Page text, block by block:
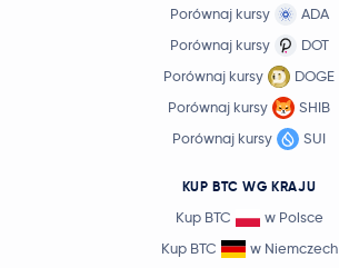
Porównaj kursy
ADA
Porównaj kursy
DOT
Porównaj kursy
DOGE
Porównaj kursy
SHIB
Porównaj kursy
SUI
KUP BTC WG KRAJU
Kup BTC
w Polsce
Kup BTC
w Niemczech